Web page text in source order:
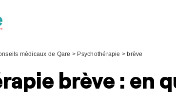
médicaux de Qare > Psychothérapie > brève
brève : en